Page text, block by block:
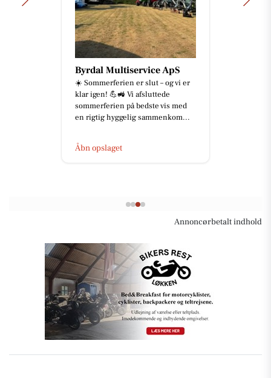
Mæglerhuset Vestkysten
I/S
‼️ NY PRIS - NU 1.695.000 KR. ‼️
HYGGELIGT SOMMERHUS I
HJERTET AF LØNSTRUP ✨ 📍 M
Hjørring He...
Annoncørbetalt indhold